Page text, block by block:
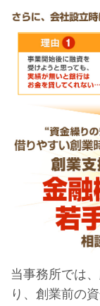
当事務所では
り、創業前の